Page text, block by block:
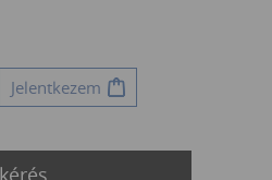
Jelentkezem